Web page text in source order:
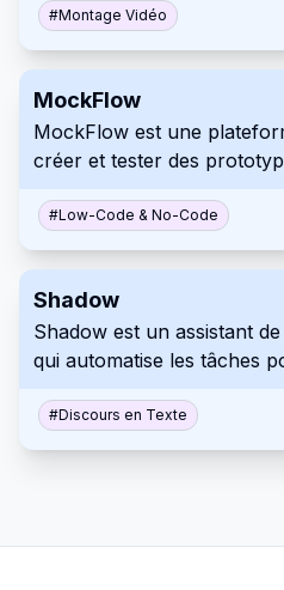
entreprises utilisent
communications internes
#Montage Vidéo
MockFlow
MockFlow est une
créer et tester des
maquettes à l'aide de
intégrées pour une
projet.
#Low-Code & No-Code
Shadow
Shadow est un assistant
qui automatise les tâches
effectuer des actions de
améliorant ainsi la
#Discours en Texte